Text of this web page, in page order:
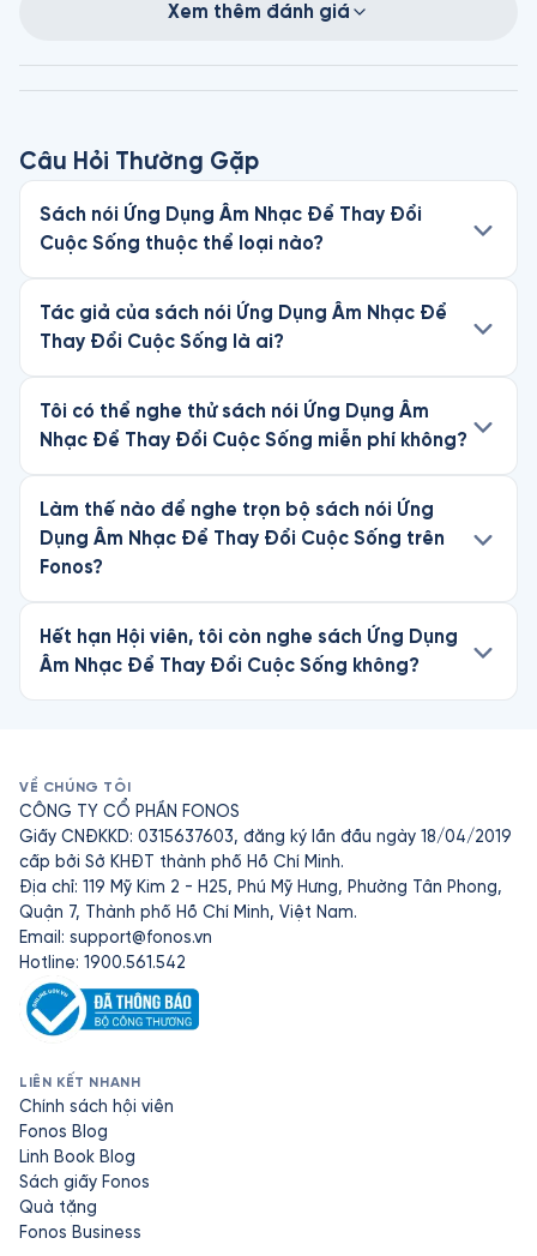
Xem thêm đánh giá
Câu Hỏi Thường Gặp
Sách nói Ứng Dụng Âm Nhạc Để Thay Đổi
Cuộc Sống thuộc thể loại nào?
Tác giả của sách nói Ứng Dụng Âm Nhạc Để
Thay Đổi Cuộc Sống là ai?
Tôi có thể nghe thử sách nói Ứng Dụng Âm
Nhạc Để Thay Đổi Cuộc Sống miễn phí không?
Làm thế nào để nghe trọn bộ sách nói Ứng
Dụng Âm Nhạc Để Thay Đổi Cuộc Sống trên
Fonos?
Hết hạn Hội viên, tôi còn nghe sách Ứng Dụng
Âm Nhạc Để Thay Đổi Cuộc Sống không?
VỀ CHÚNG TÔI
CÔNG TY CỔ PHẦN FONOS
Giấy CNĐKKD: 0315637603, đăng ký lần đầu ngày 18/04/2019
cấp bởi Sở KHĐT thành phố Hồ Chí Minh.
Địa chỉ: 119 Mỹ Kim 2 - H25, Phú Mỹ Hưng, Phường Tân Phong,
Quận 7, Thành phố Hồ Chí Minh, Việt Nam.
Email: support@fonos.vn
Hotline: 1900.561.542
LIÊN KẾT NHANH
Chính sách hội viên
Fonos Blog
Linh Book Blog
Sách giấy Fonos
Quà tặng
Fonos Business